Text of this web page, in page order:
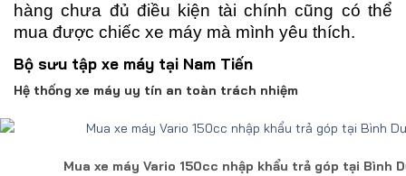
hàng chưa đủ điều kiện tài chính cũng có thể
mua được chiếc xe máy mà mình yêu thích.
Bộ sưu tập xe máy tại Nam Tiến
Hệ thống xe máy uy tín an toàn trách nhiệm
Mua xe máy Vario 150cc nhập khẩu trả góp tại Bình